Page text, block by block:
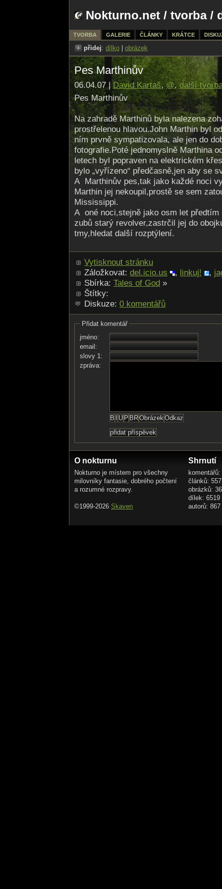
Nokturno.net / tvorba/
TVORBA GALERIE ČLÁNKY KRÁTCE
přidej: dílko obrázek
Pes Marthinův
06.04.07 | David Kartaš,@,další
Pes Marthinův
Na zahradě Marthinů byla nalezena
prostřelenou hlavou.John Marthin byl
ním prvně sympatizovala, ale jen do
fotografie.Poté jednomyslně Marthina
letech byl popraven na elektrickém
bylo „vyřízeno“ předčasně,jen aby se
A Marthinův pes,tak jako každé noci
Marthin jej nekoupil,prostě se sem
Mississippi.
A oné noci,stejně jako osm let předtím
zubů starý revolver,zastrčil jej do
tmy,hledat další rozptýlení.
Vytisknout stránku
Záložkovat: del.icio.us , linkuj! ,
Sbírka: Tales of God »
Štítky:
Diskuze: 0 komentářů
Přidat komentář
jméno:
email:
slovy 1:
zpráva:
O nokturnu
Nokturno je místem pro všechny
milovníky fantasie, dobrého počtení
a rozumné rozpravy.
©1999-2026 Skaven
Shrnutí
článků: 557
obrázků:
dílek: 6519
autorů: 867